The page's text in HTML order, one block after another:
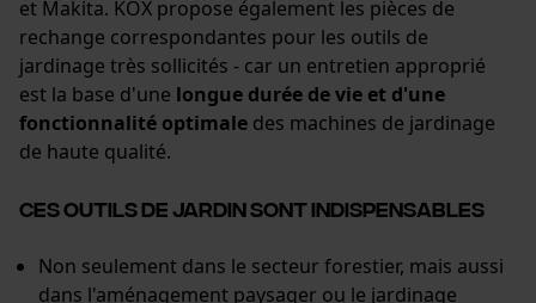
et Makita. KOX propose également les pièces de
rechange correspondantes pour les outils de
jardinage très sollicités - car un entretien approprié
est la base d'une longue durée de vie et d'une
fonctionnalité optimale des machines de jardinage
de haute qualité.
Ces outils de jardin sont indispensables
Non seulement dans le secteur forestier, mais aussi
dans l'aménagement paysager ou le jardinage